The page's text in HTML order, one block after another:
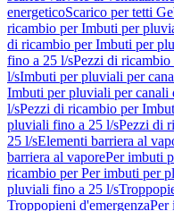
energeticoScarico per tetti
ricambio per Imbuti per
di ricambio per Imbuti per
fino a 25 l/sPezzi di
l/sImbuti per pluviali per
Imbuti per pluviali per canali
l/sPezzi di ricambio per
pluviali fino a 25 l/sPezzi di
25 l/sElementi barriera al
barriera al vaporePer imbuti
ricambio per Per imbuti per
pluviali fino a 25 l/s
Troppopieni d'emergenzaPer